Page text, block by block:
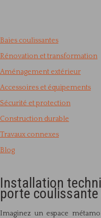
Baies coulissantes
Rénovation et transformation
Aménagement extérieur
Accessoires et équipements
Sécurité et protection
Construction durable
Travaux connexes
Blog
Installation
porte coulissante
Imaginez un espace